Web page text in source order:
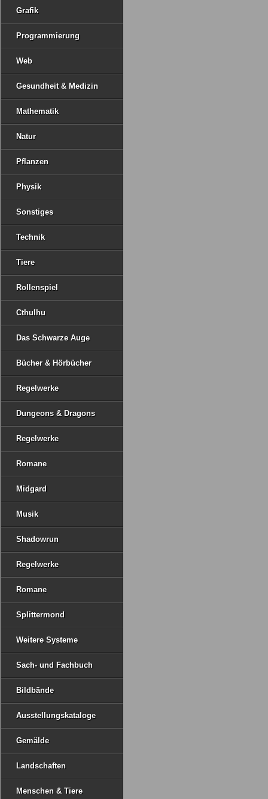
Grafik
Programmierung
Web
Gesundheit & Medizin
Mathematik
Natur
Pflanzen
Physik
Sonstiges
Technik
Tiere
Rollenspiel
Cthulhu
Das Schwarze Auge
Bücher & Hörbücher
Regelwerke
Dungeons & Dragons
Regelwerke
Romane
Midgard
Musik
Shadowrun
Regelwerke
Romane
Splittermond
Weitere Systeme
Sach- und Fachbuch
Bildbände
Ausstellungskataloge
Gemälde
Landschaften
Menschen & Tiere